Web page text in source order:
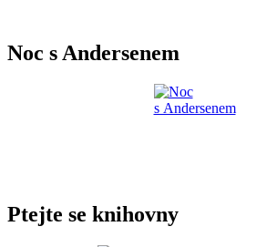
Noc s Andersenem
Ptejte se knihovny